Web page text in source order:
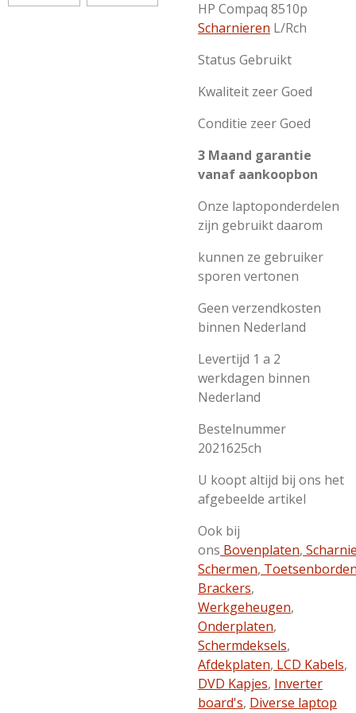
HP Compaq 8510p
Scharnieren L/Rch
Status Gebruikt
Kwaliteit zeer Goed
Conditie zeer Goed
3 Maand garantie
vanaf aankoopbon
Onze laptoponderdelen
zijn gebruikt daarom
kunnen ze gebruiker
sporen vertonen
Geen verzendkosten
binnen Nederland
Levertijd 1 a 2
werkdagen binnen
Nederland
Bestelnummer
2021625ch
U koopt altijd bij ons het
afgebeelde artikel
Ook bij
ons Bovenplaten,
Schermen,
Brackers,
Werkgeheugen,
Onderplaten,
Schermdeksels,
Afdekplaten, LCD Kabels,
DVD Kapjes, Inverter
board's, Diverse laptop